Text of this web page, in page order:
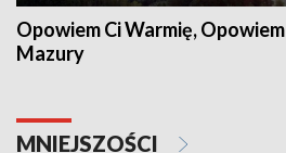
Opowiem Ci Warmię, Opowiem
Mazury
MNIEJSZOŚCI